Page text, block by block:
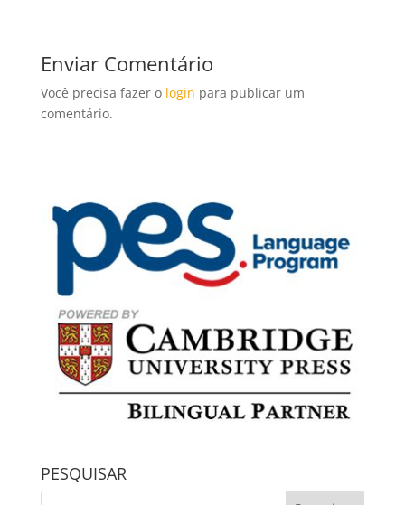
Enviar Comentário
Você precisa fazer o login para publicar um
comentário.
PESQUISAR